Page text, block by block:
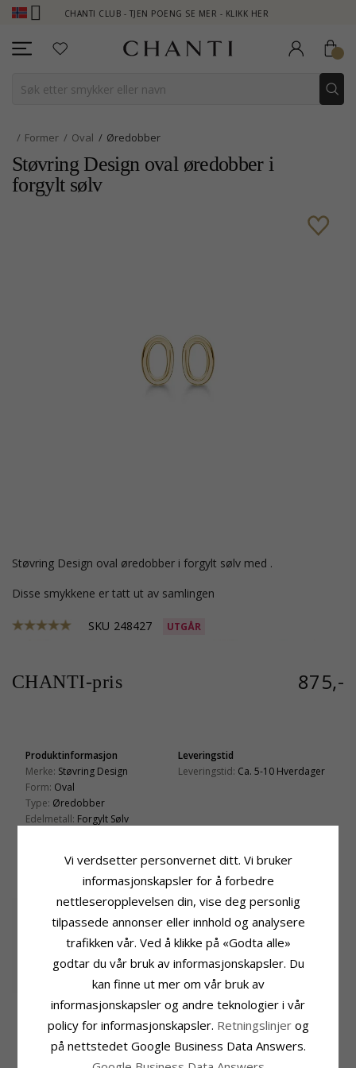
CHANTI CLUB - TJEN POENG SE MER - KLIKK HER
Former Oval Øredobber
Støvring Design oval øredobber i
forgylt sølv
Støvring Design oval øredobber i forgylt sølv med .
Disse smykkene er tatt ut av samlingen
SKU 248427 UTGÅR
CHANTI-pris 875,-
Produktinformasjon
Merke: Støvring Design
Form: Oval
Type: Øredobber
Edelmetall: Forgylt Sølv
Leveringstid
Leveringstid: Ca. 5-10 Hverdager
BESLEKTEDE PRODUKTER
Aagaard perle
øredobber i forgylt
sølv
MEST POPULÆRE PRODUKTER I
Vi verdsetter personvernet ditt. Vi bruker
informasjonskapsler for å forbedre
nettleseropplevelsen din, vise deg personlig
tilpassede annonser eller innhold og analysere
trafikken vår. Ved å klikke på «Godta alle»
godtar du vår bruk av informasjonskapsler. Du
kan finne ut mer om vår bruk av
informasjonskapsler og andre teknologier i vår
policy for informasjonskapsler. Retningslinjer og
på nettstedet Google Business Data Answers.